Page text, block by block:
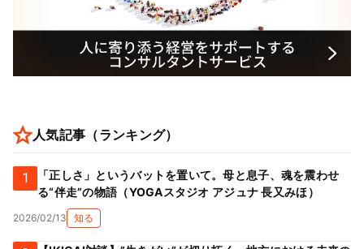
人気記事（ランキング）
1
「正しさ」というバットを置いて。母と息子、魂を震わせ
る“伴走”の物語（YOGAスタジオ アジュナ 長又みほ）
2026/02/13 知る